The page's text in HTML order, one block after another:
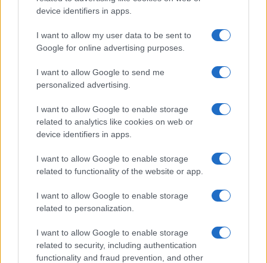
device identifiers in apps.
I want to allow my user data to be sent to
Google for online advertising purposes.
I want to allow Google to send me
personalized advertising.
I want to allow Google to enable storage
related to analytics like cookies on web or
device identifiers in apps.
I want to allow Google to enable storage
related to functionality of the website or app.
I want to allow Google to enable storage
related to personalization.
I want to allow Google to enable storage
related to security, including authentication
functionality and fraud prevention, and other
Stapsgewijze gids voor het instellen van een hardware wallet
Sven Bakker · 4 aug 2026